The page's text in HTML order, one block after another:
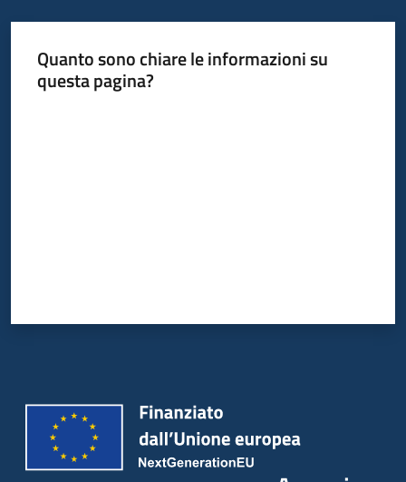
Quanto sono chiare le informazioni su
questa pagina?